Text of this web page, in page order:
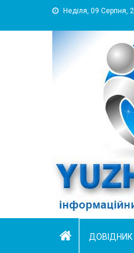
Неділя, 09 Серпня,
ДОВІДНИК